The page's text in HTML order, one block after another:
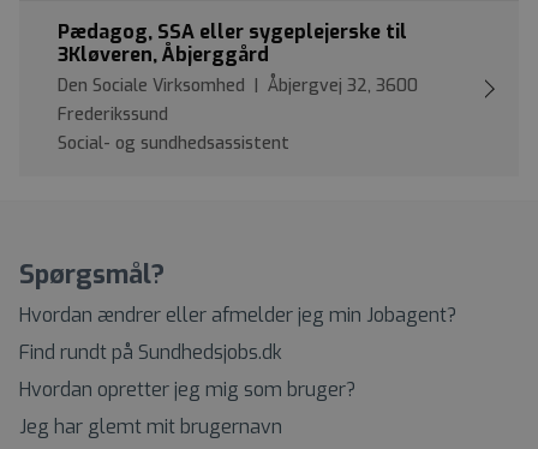
Pædagog, SSA eller sygeplejerske til
3Kløveren, Åbjerggård
Den Sociale Virksomhed | Åbjergvej 32, 3600
Frederikssund
Social- og sundhedsassistent
Spørgsmål?
Hvordan ændrer eller afmelder jeg min Jobagent?
Find rundt på Sundhedsjobs.dk
Hvordan opretter jeg mig som bruger?
Jeg har glemt mit brugernavn